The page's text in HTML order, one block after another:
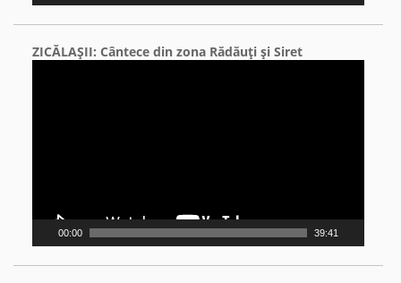
ZICĂLAŞII: Cântece din zona Rădăuţi şi Siret
00:00 39:41